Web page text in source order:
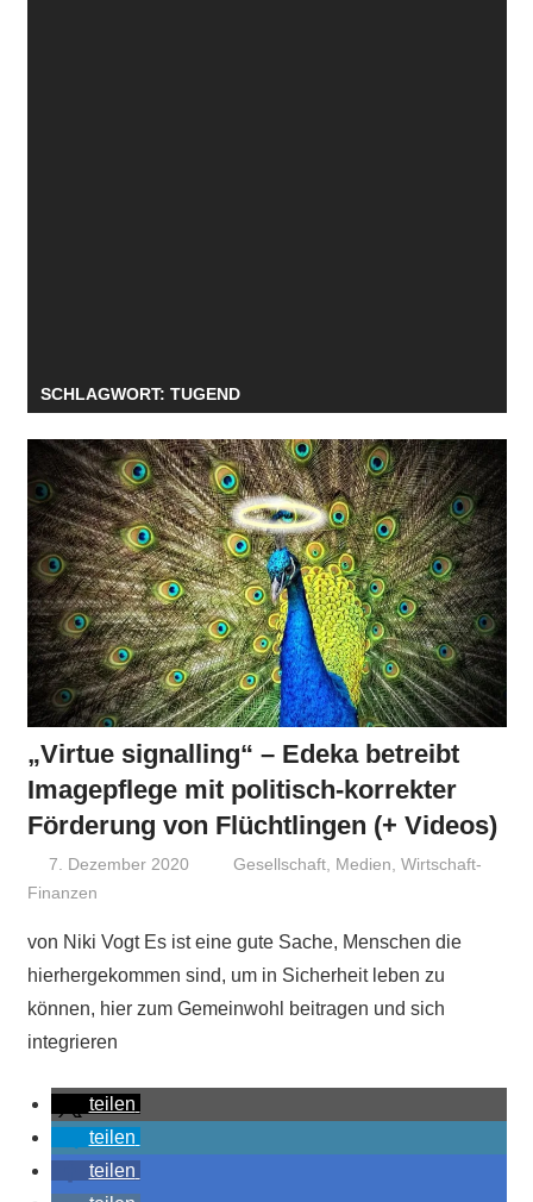
SCHLAGWORT: TUGEND
„Virtue signalling“ – Edeka betreibt
Imagepflege mit politisch-korrekter
Förderung von Flüchtlingen (+ Videos)
7. Dezember 2020 Niki Vogt
Gesellschaft, Medien,Wirtschaft-
Finanzen
von Niki Vogt Es ist eine gute Sache, Menschen die
hierhergekommen sind, um in Sicherheit leben zu
können, hier zum Gemeinwohl beitragen und sich
integrieren
teilen
teilen
teilen